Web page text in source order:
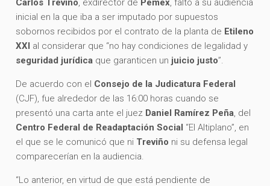
Carlos Treviño, exdirector de Pemex, faltó a su audiencia
inicial en la que iba a ser imputado por supuestos
sobornos recibidos por el contrato de la planta de Etileno
XXI al considerar que “no hay condiciones de legalidad y
seguridad jurídica que garanticen un juicio justo”.
De acuerdo con el Consejo de la Judicatura Federal
(CJF), fue alrededor de las 16:00 horas cuando se
presentó una carta ante el juez Daniel Ramírez Peña, del
Centro Federal de Readaptación Social “El Altiplano”, en
el que se le comunicó que ni Treviño ni su defensa legal
comparecerían en la audiencia.
“Lo anterior, en virtud de que está pendiente de